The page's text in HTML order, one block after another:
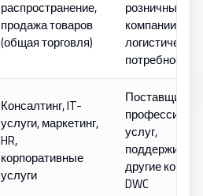
распространение,
продажа товаров
(общая торговля)
розничные
компании с
Консалтинг, IT-
услуги, маркетинг,
HR,
корпоративные
услуги
Поставщики
услуг,
другие
DWC